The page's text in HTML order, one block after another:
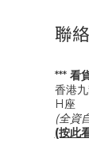
聯
*** 看
香港
H座
(全資
(按此